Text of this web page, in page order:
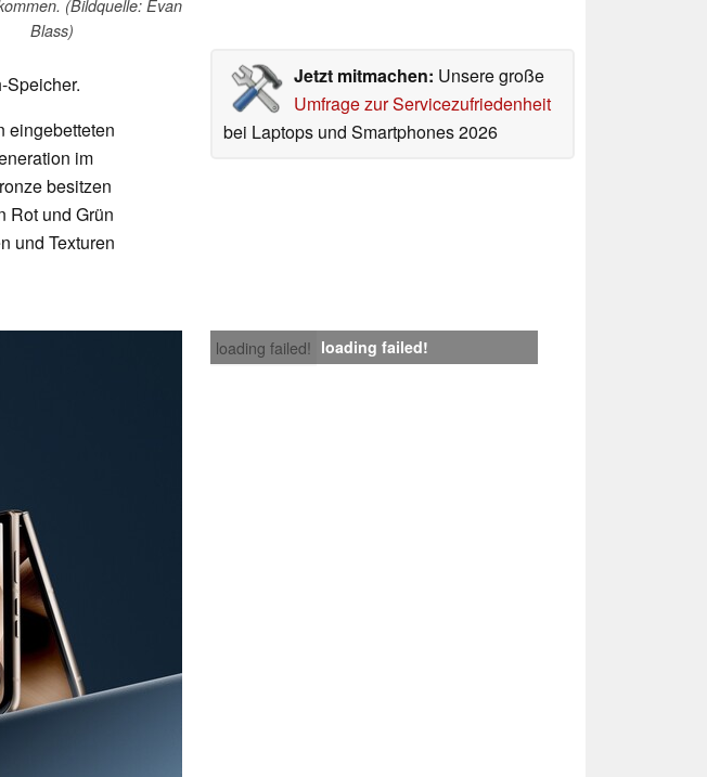
(Bildquelle: Evan
Blass)
Jetzt mitmachen: Unsere große
Umfrage zur Servicezufriedenheit
bei Laptops und Smartphones 2026
Speicher.
eingebetteten
im
besitzen
Rot und Grün
und Texturen
loading failed! loading failed!